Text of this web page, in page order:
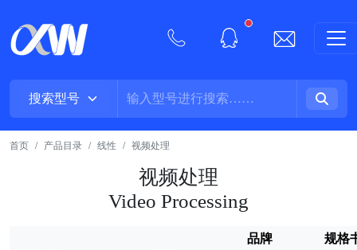
New alerts
首页 产品目录 线性 视频处理
视频处理
Video Processing
品牌 规格